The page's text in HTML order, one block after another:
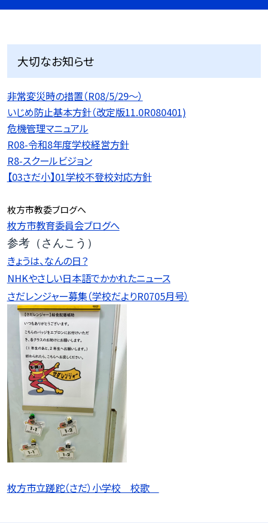
大切なお知らせ
非常変災時の措置（R08/5/29〜）
いじめ防止基本方針（改定版11.0R080401)
危機管理マニュアル
R08-令和8年度学校経営方針
R8-スクールビジョン
【03さだ小】01学校不登校対応方針
枚方市教委ブログへ
枚方市教育委員会ブログへ
参考（さんこう）
きょうは、なんの日？
NHKやさしい日本語でかかれたニュース
さだレンジャー募集（学校だよりR0705月号）
枚方市立蹉跎（さだ）小学校 校歌